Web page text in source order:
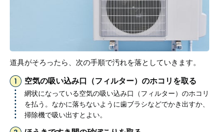
道具がそろったら、次の手順で汚れを落としていきます。
空気の吸い込み口（フィルター）のホコリを取る
網状になっている空気の吸い込み口（フィルター）のホコリ
を払う。なかに落ちないように歯ブラシなどでかき出すか、
掃除機で吸い出すとよい。